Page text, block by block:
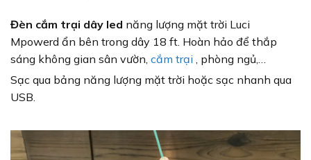
Đèn cắm trại dây led năng lượng mặt trời Luci
Mpowerd ẩn bên trong dây 18 ft. Hoàn hảo để thắp
sáng không gian sân vườn, cắm trại , phòng ngủ,…
Sạc qua bảng năng lượng mặt trời hoặc sạc nhanh qua
USB.